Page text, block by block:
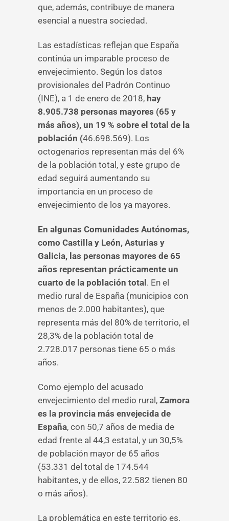
que, además, contribuye de manera
esencial a nuestra sociedad.
Las estadísticas reflejan que España
continúa un imparable proceso de
envejecimiento. Según los datos
provisionales del Padrón Continuo
(INE), a 1 de enero de 2018, hay
8.905.738 personas mayores (65 y
más años), un 19 % sobre el total de la
población (46.698.569). Los
octogenarios representan más del 6%
de la población total, y este grupo de
edad seguirá aumentando su
importancia en un proceso de
envejecimiento de los ya mayores.
En algunas Comunidades Autónomas,
como Castilla y León, Asturias y
Galicia, las personas mayores de 65
años representan prácticamente un
cuarto de la población total . En el
medio rural de España (municipios con
menos de 2.000 habitantes), que
representa más del 80% de territorio, el
28,3% de la población total de
2.728.017 personas tiene 65 o más
años.
Como ejemplo del acusado
envejecimiento del medio rural, Zamora
es la provincia más envejecida de
España, con 50,7 años de media de
edad frente al 44,3 estatal, y un 30,5%
de población mayor de 65 años
(53.331 del total de 174.544
habitantes, y de ellos, 22.582 tienen 80
o más años).
La problemática en este territorio es,